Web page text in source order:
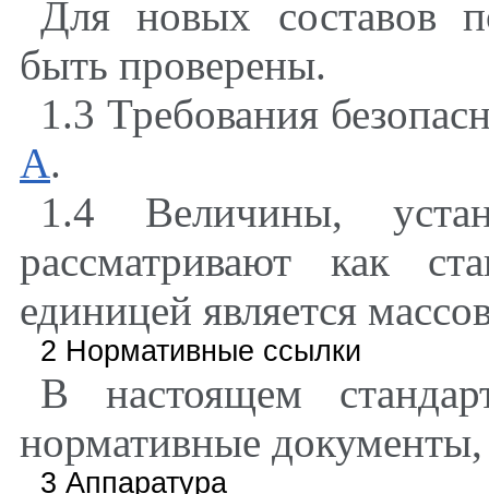
Для новых составов
быть проверены.
1.3 Требования
А.
1.4 Величины,
рассматривают как
единицей является
2 Нормативные ссылки
В настоящем
нормативные
3 Аппаратура